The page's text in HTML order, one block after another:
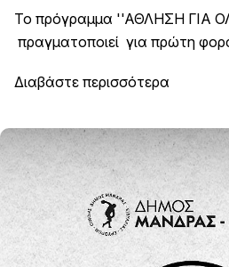
Το πρόγραμμα ''ΑΘΛΗΣΗ ΓΙΑ
πραγματοποιεί για πρώτη
Διαβάστε περισσότερα